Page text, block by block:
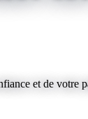
et de votre